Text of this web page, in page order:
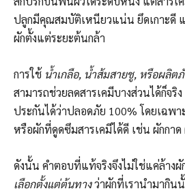
ปลูกมีคุณสมบัติเหนียวแน่น ยึดเกาะดี
ผักตั้งแต่ระยะต้นกล้า
การใช้ น้ำเกลือ, น้ำส้มสายชู, หรือผลิต
สามารถช่วยลดสารเคมีบางส่วนได้ก็จริ
ประกันได้ว่าปลอดภัย 100% โดยเฉพ
หรือผักที่ดูดซึมสารเคมีได้ดี เช่น ผักกาด
ดังนั้น คำตอบที่แท้จริงจึงไม่ใช่แค่ล้าง
เลือกตั้งแต่ต้นทางว่าผักที่เรานำมากิน